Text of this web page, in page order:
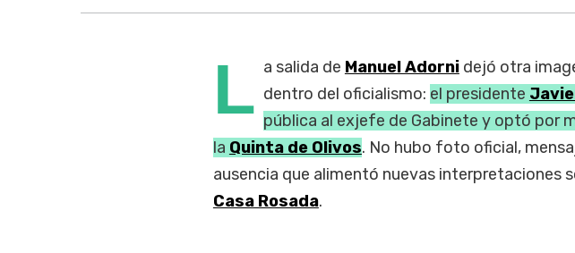
L a salida de Manuel Adornidejó otra
dentro del oficialismo: el presidente
pública al exjefe de Gabinete y optó por
la Quinta de Olivos. No hubo foto oficial,
ausencia que alimentó nuevas interpretaciones
Casa Rosada.